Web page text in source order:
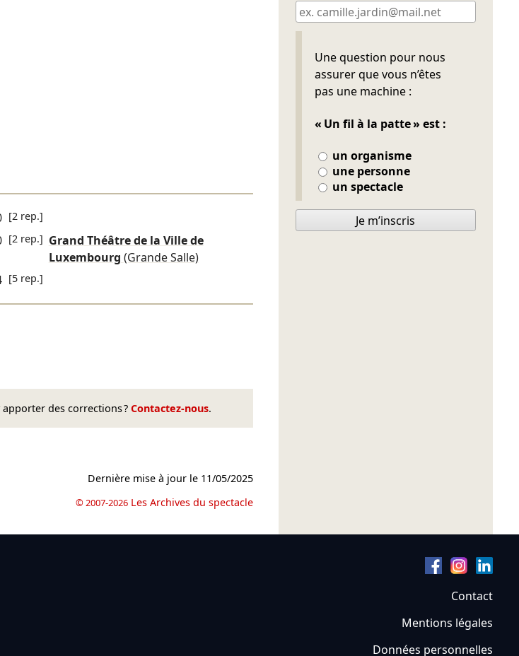
[2 rep.]
[2 rep.] Grand Théâtre de la Ville de
Luxembourg (Grande Salle)
[5 rep.]
des corrections ? Contactez-nous.
Dernière mise à jour le 11/05/2025
© 2007-2026 Les Archives du spectacle
Une question pour nous
assurer que vous n’êtes
pas une machine :
« Un fil à la patte » est :
un organisme
une personne
un spectacle
Ne pas remplir
Je m’inscris
Contact
Mentions légales
Données personnelles